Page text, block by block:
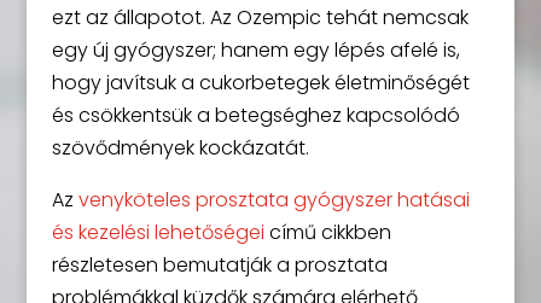
ezt az állapotot. Az Ozempic tehát nemcsak
egy új gyógyszer; hanem egy lépés afelé is,
hogy javítsuk a cukorbetegek életminőségét
és csökkentsük a betegséghez kapcsolódó
szövődmények kockázatát.
Az venyköteles prosztata gyógyszer hatásai
és kezelési lehetőségei című cikkben
részletesen bemutatják a prosztata